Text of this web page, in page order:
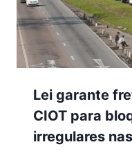
Lei garante
CIOT para
irregulares